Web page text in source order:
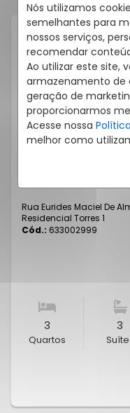
Nós utilizamos
semelhantes para
nossos serviços,
recomendar
Ao utilizar este site,
armazenamento de
geração de
proporcionarmos
Acesse nossa
melhor como
SOBRADO EM
Rua Eurides Maciel De
Residencial Torres 1
Cód.: 633002999
3
Quartos
3